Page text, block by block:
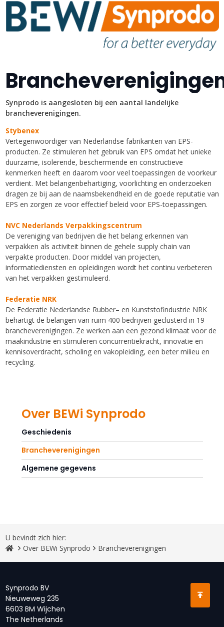
Synprodo is aangesloten bij een aantal landelijke
brancheverenigingen.
Stybenex
Vertegenwoordiger van Nederlandse fabrikanten van EPS-
producten. Ze stimuleren het gebruik van EPS omdat het unieke
duurzame, isolerende, beschermende en constructieve
kenmerken heeft en daarom voor veel toepassingen de voorkeur
verdient. Met belangenbehartiging, voorlichting en onderzoeken
dragen ze bij aan de naamsbekendheid en de goede reputatie van
EPS en zorgen ze voor effectief beleid voor EPS-toepassingen.
NVC Nederlands Verpakkingscentrum
De vereniging van bedrijven die het belang erkennen van
verpakken als activiteit binnen de gehele supply chain van
verpakte producten. Door middel van projecten,
informatiediensten en opleidingen wordt het continu verbeteren
van het verpakken gestimuleerd.
Federatie NRK
De Federatie Nederlandse Rubber– en Kunststofindustrie NRK
behartigt de belangen van ruim 400 bedrijven geclusterd in 19
brancheverenigingen. Ze werken aan een gezond klimaat voor de
maakindustrie en stimuleren concurrentiekracht, innovatie en
kennisoverdracht, scholing en vakopleiding, een beter milieu en
recycling.
Over BEWi Synprodo
Geschiedenis
Brancheverenigingen
Algemene gegevens
U bevindt zich hier:
Over BEWi Synprodo
Brancheverenigingen
Synprodo BV
Nieuweweg 235
6603 BM Wijchen
The Netherlands